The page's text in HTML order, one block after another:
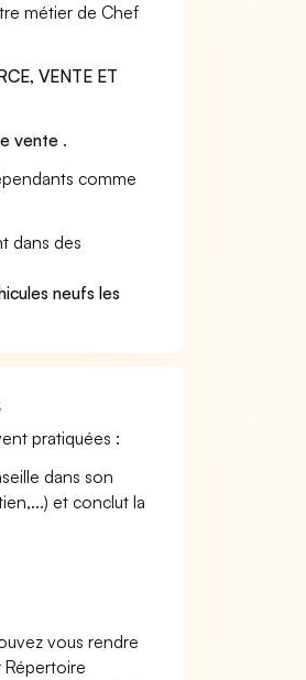
métier de Chef
VENTE ET
vente .
comme
dans des
neufs les
pratiquées :
dans son
et conclut la
vous rendre
Répertoire